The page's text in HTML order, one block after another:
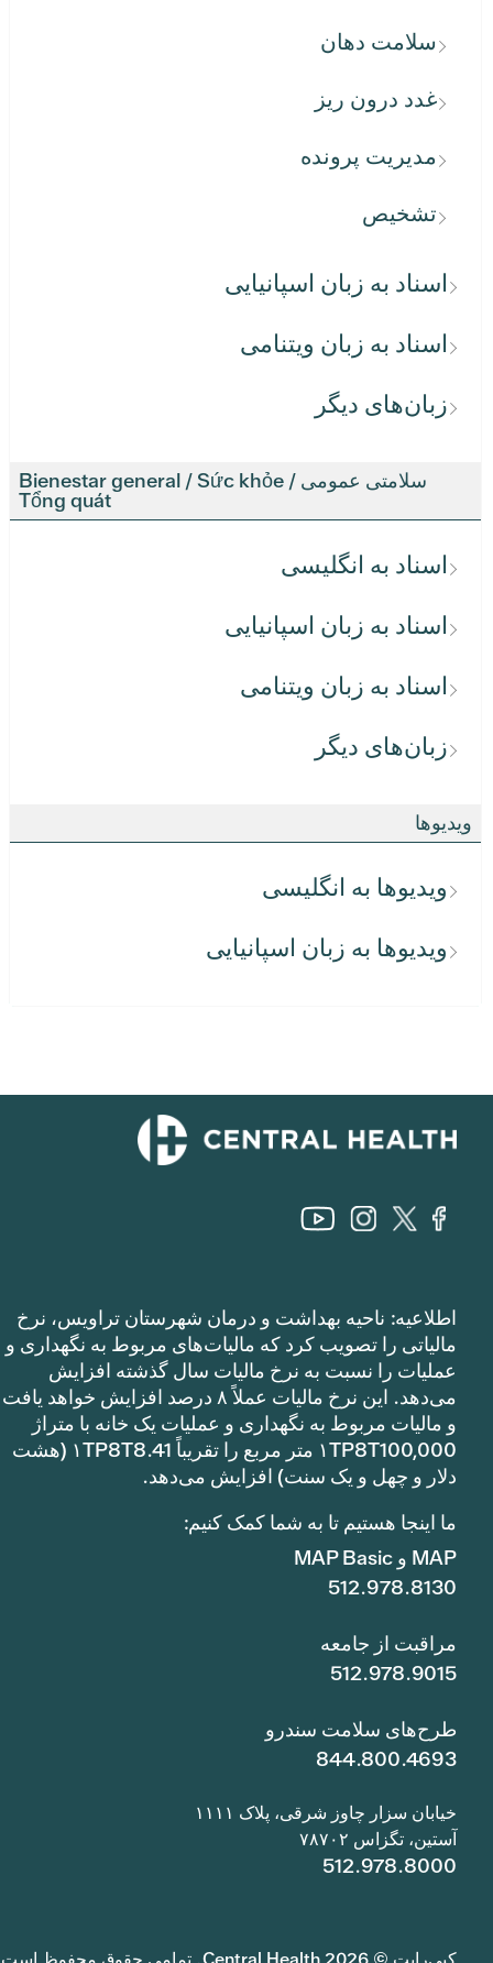
سلامت دهان
غدد درون ریز
مدیریت پرونده
تشخیص
اسناد به زبان اسپانیایی
اسناد به زبان ویتنامی
زبان‌های دیگر
سلامتی عمومی / Bienestar general / Sức khỏe
Tổng quát
اسناد به انگلیسی
اسناد به زبان اسپانیایی
اسناد به زبان ویتنامی
زبان‌های دیگر
ویدیوها
ویدیوها به انگلیسی
ویدیوها به زبان اسپانیایی
اطلاعیه: ناحیه بهداشت و درمان شهرستان تراویس، نرخ
مالیاتی را تصویب کرد که مالیات‌های مربوط به نگهداری و
عملیات را نسبت به نرخ مالیات سال گذشته افزایش
می‌دهد. این نرخ مالیات عملاً ۸ درصد افزایش خواهد یافت
و مالیات مربوط به نگهداری و عملیات یک خانه با متراژ
۱TP8T100,000 متر مربع را تقریباً ۱TP8T8.41 (هشت
دلار و چهل و یک سنت) افزایش می‌دهد.
ما اینجا هستیم تا به شما کمک کنیم:
MAP و MAP Basic
512.978.8130
مراقبت از جامعه
512.978.9015
طرح‌های سلامت سندرو
844.800.4693
خیابان سزار چاوز شرقی، پلاک ۱۱۱۱
آستین، تگزاس ۷۸۷۰۲
512.978.8000